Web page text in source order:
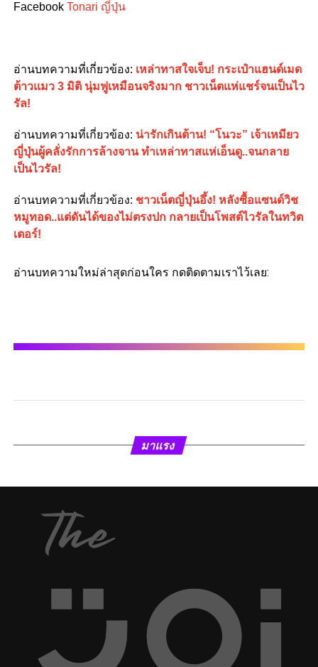
Facebook Tonari ญี่ปุ่น
อ่านบทความที่เกี่ยวข้อง: เหล่าทาสใจเจ็บ! กระเป๋าแฮนด์เมด
ต้าวแมว 3 มิติ นุ่มฟูเหมือนจริงมาก ชาวเน็ตแห่แชร์จนเป็นไว
รัล!
อ่านบทความที่เกี่ยวข้อง: น่ารักเกินต้าน! “โนวะ” เจ้าเหมียว
ญี่ปุ่นผู้คลั่งรักการล้างจาน ทำเหล่าทาสแห่เอ็นดู..จนกลาย
เป็นไวรัล!
อ่านบทความที่เกี่ยวข้อง: ชาวเน็ตญี่ปุ่นอึ้ง! หลังซื้อแซนด์วิช
หมูทอด..แต่ดันได้ของไม่ตรงปก กลายเป็นโพสต์ไวรัลในทวิต
เตอร์!
อ่านบทความใหม่ล่าสุดก่อนใคร กดติดตามเราไว้เลย:
มาแรง